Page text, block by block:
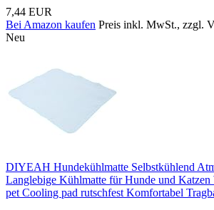
7,44 EUR
Bei Amazon kaufen Preis inkl. MwSt., zzgl.
Neu
DIYEAH Hundekühlmatte Selbstkühlend
Langlebige Kühlmatte für Hunde und Katzen
pet Cooling pad rutschfest Komfortabel